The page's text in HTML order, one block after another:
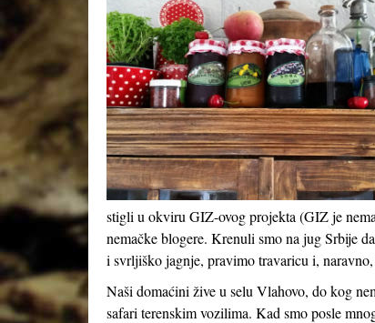
stigli u okviru GIZ-ovog projekta (GIZ je
nemačke blogere. Krenuli smo na jug Srbije
i svrljiško jagnje, pravimo travaricu i,
Naši domaćini žive u selu Vlahovo, do kog
safari terenskim vozilima. Kad smo posle